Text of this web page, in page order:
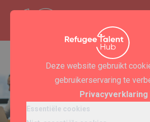
Deze website gebruikt
gebruikerservaring te
Privacyverklaring
Essentiële cookies